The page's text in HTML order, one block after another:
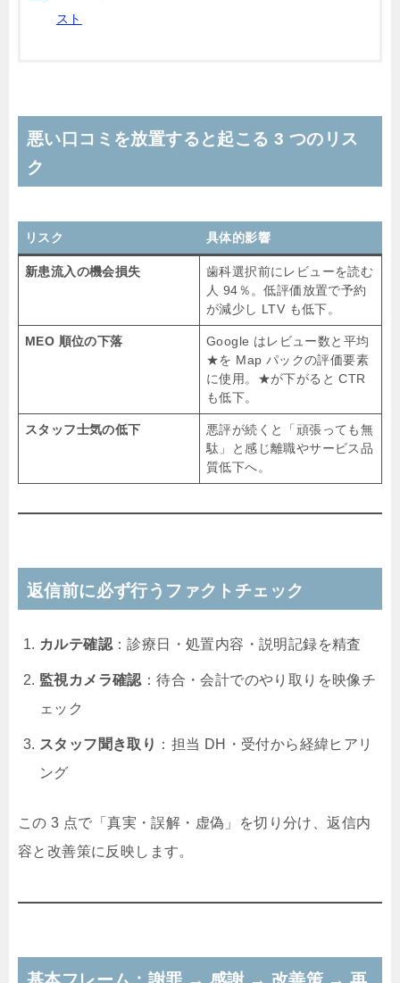
スト
悪い口コミを放置すると起こる 3 つのリス
ク
リスク 具体的影響
新患流入の機会損失
歯科選択前にレビューを読む
人 94％。低評価放置で予約
が減少し LTV も低下。
MEO 順位の下落
Google はレビュー数と平均
★を Map パックの評価要素
に使用。★が下がると CTR
も低下。
スタッフ士気の低下
悪評が続くと「頑張っても無
駄」と感じ離職やサービス品
質低下へ。
返信前に必ず行うファクトチェック
カルテ確認 ：診療日・処置内容・説明記録を精査
監視カメラ確認 ：待合・会計でのやり取りを映像チ
ェック
スタッフ聞き取り ：担当 DH・受付から経緯ヒアリ
ング
この 3 点で「真実・誤解・虚偽」を切り分け、返信内
容と改善策に反映します。